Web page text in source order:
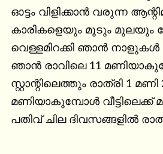
ഓട്ടം വിളിക്കാൻ വരുന്ന
കാരികളെയും മൂടും മുലയും
വെള്ളമിറക്കി ഞാൻ നാളുകൾ
ഞാൻ രാവിലെ 11
സ്റ്റാന്റിലെത്തും രാത്രി 1 മണി
മണിയാകുമ്പോൾ
പതിവ് ചില ദിവസങ്ങളിൽ